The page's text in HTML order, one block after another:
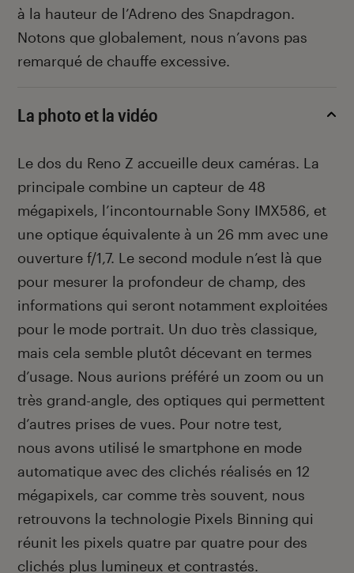
à la hauteur de l’Adreno des Snapdragon.
Notons que globalement, nous n’avons pas
remarqué de chauffe excessive.
La photo et la vidéo
Le dos du Reno Z accueille deux caméras. La
principale combine un capteur de 48
mégapixels, l’incontournable Sony IMX586, et
une optique équivalente à un 26 mm avec une
ouverture f/1,7. Le second module n’est là que
pour mesurer la profondeur de champ, des
informations qui seront notamment exploitées
pour le mode portrait. Un duo très classique,
mais cela semble plutôt décevant en termes
d’usage. Nous aurions préféré un zoom ou un
très grand-angle, des optiques qui permettent
d’autres prises de vues. Pour notre test,
nous avons utilisé le smartphone en mode
automatique avec des clichés réalisés en 12
mégapixels, car comme très souvent, nous
retrouvons la technologie Pixels Binning qui
réunit les pixels quatre par quatre pour des
clichés plus lumineux et contrastés.